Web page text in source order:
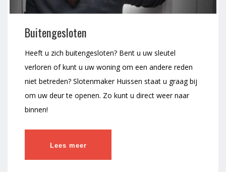
Buitengesloten
Heeft u zich buitengesloten? Bent u uw sleutel
verloren of kunt u uw woning om een andere reden
niet betreden? Slotenmaker Huissen staat u graag bij
om uw deur te openen. Zo kunt u direct weer naar
binnen!
Lees meer